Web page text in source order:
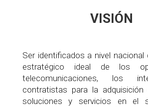
VISIÓN
Ser identificados a nivel
estratégico ideal de los
telecomunicaciones, los
contratistas para la adquisición
soluciones y servicios en el